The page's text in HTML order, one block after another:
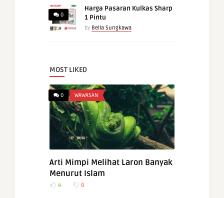
0
Harga Pasaran Kulkas Sharp
1 Pintu
by Bella Sungkawa
MOST LIKED
0 WAWASAN
Arti Mimpi Melihat Laron Banyak
Menurut Islam
4 0